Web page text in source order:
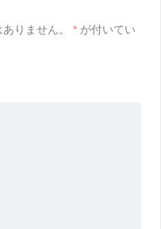
りません。 * が付いてい